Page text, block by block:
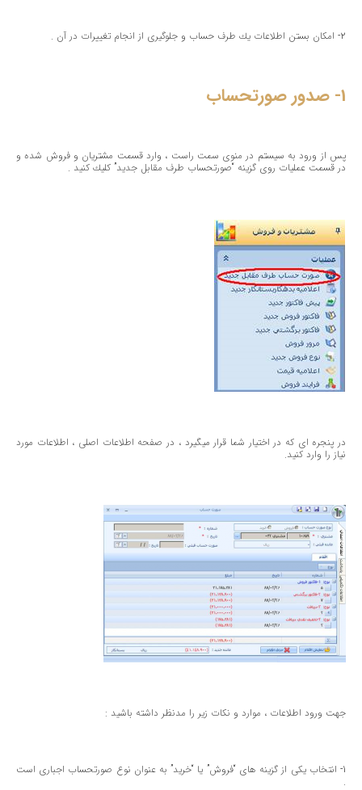
2- امكان بستن اطلاعات یك طرف حساب و جلوگیری از انجام تغییرات در آن .
1- صدور صورتحساب
پس از ورود به سیستم در منوی سمت راست ، وارد قسمت مشتریان و فروش شده و
در قسمت عملیات روی گزینه “صورتحساب طرف مقابل جدید” كلیك كنید .
در پنجره ای كه در اختیار شما قرار میگیرد ، در صفحه اطلاعات اصلی ، اطلاعات مورد
نیاز را وارد كنید.
جهت ورود اطلاعات ، موارد و نكات زیر را مدنظر داشته باشید :
1- انتخاب یكی از گزینه های “فروش” یا “خرید” به عنوان نوع صورتحساب اجباری است
.